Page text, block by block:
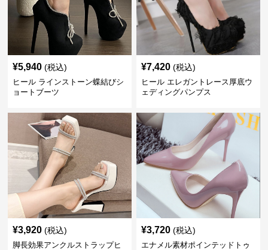
¥5,940 (税込)
ヒール ラインストーン蝶結びシ
ョートブーツ
¥7,420 (税込)
ヒール エレガントレース厚底ウ
ェディングパンプス
¥3,920 (税込)
脚長効果アンクルストラップヒ
¥3,720 (税込)
エナメル素材ポインテッドトゥ